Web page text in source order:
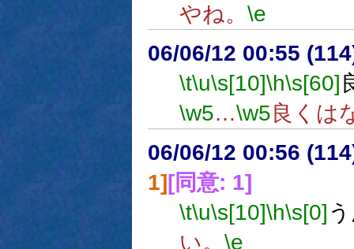
やね。 \e
06/06/12 00:55
\t\u\s[10]\h\s[60]
\w5…\w5良くは
06/06/12 00:56
1] [同意: 1]
\t\u\s[10]\h\s[0]
い。 \e